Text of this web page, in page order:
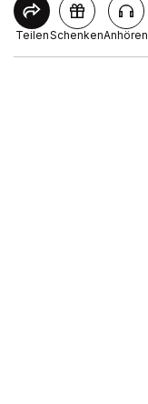
TeilenSchenkenAnhören